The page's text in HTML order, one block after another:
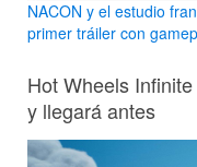
NACON y el estudio
primer tráiler con
Hot Wheels
y llegará antes